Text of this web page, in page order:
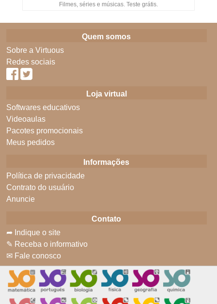
Filmes, séries e músicas. Teste grátis.
Quem somos
Sobre a Virtuous
Redes sociais
Loja virtual
Softwares educativos
Videoaulas
Pacotes promocionais
Meus pedidos
Informações
Política de privacidade
Contrato do usuário
Anuncie
Contato
➦ Indique o site
✎ Receba o informativo
✉ Fale conosco